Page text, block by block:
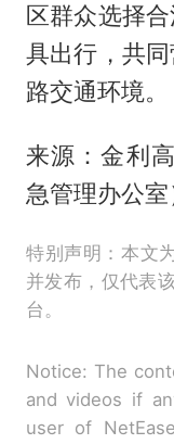
区群众选择
具出行，共
路交通环境。
来源：金利
急管理办公室
特别声明：本文
并发布，仅代表
台。
Notice: The
and videos if
user of